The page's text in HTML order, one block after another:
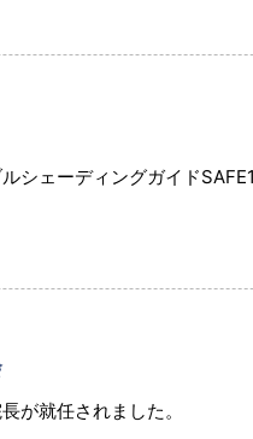
シェーディングガイド
が就任されました。